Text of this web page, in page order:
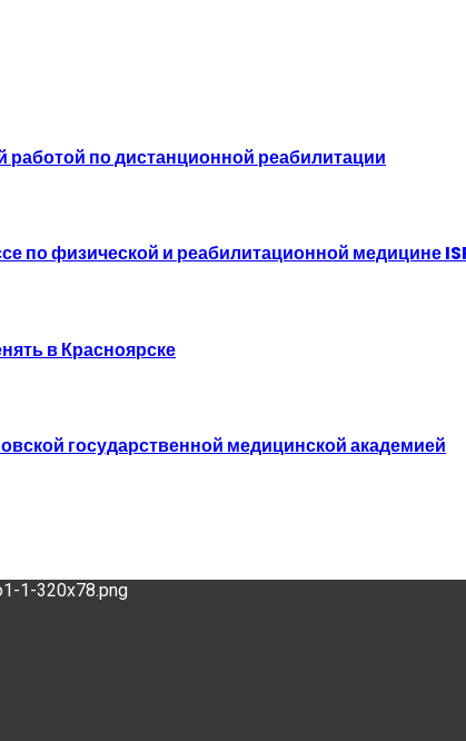
по дистанционной реабилитации
по физической и реабилитационной медицине
в Красноярске
государственной медицинской академией